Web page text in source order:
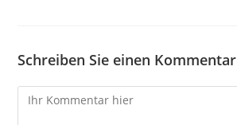
Schreiben Sie einen Kommentar
Kommentare